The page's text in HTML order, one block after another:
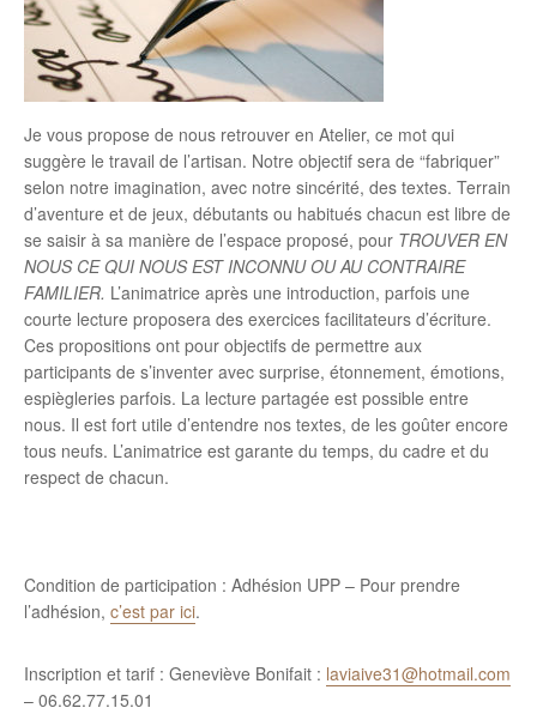
Je vous propose de nous retrouver en Atelier, ce mot qui
suggère le travail de l’artisan. Notre objectif sera de “fabriquer”
selon notre imagination, avec notre sincérité, des textes. Terrain
d’aventure et de jeux, débutants ou habitués chacun est libre de
se saisir à sa manière de l’espace proposé, pour TROUVER EN
NOUS CE QUI NOUS EST INCONNU OU AU CONTRAIRE
FAMILIER. L’animatrice après une introduction, parfois une
courte lecture proposera des exercices facilitateurs d’écriture.
Ces propositions ont pour objectifs de permettre aux
participants de s’inventer avec surprise, étonnement, émotions,
espiègleries parfois. La lecture partagée est possible entre
nous. Il est fort utile d’entendre nos textes, de les goûter encore
tous neufs. L’animatrice est garante du temps, du cadre et du
respect de chacun.
Condition de participation : Adhésion UPP – Pour prendre
l’adhésion, c’est par ici.
Inscription et tarif : Geneviève Bonifait : laviaive31@hotmail.com
– 06.62.77.15.01